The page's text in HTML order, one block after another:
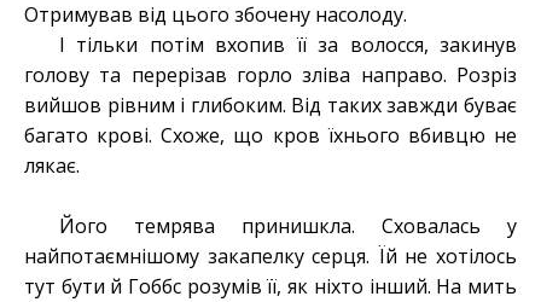
Отримував від цього збочену насолоду.
І тільки потім вхопив її за волосся, закинув
голову та перерізав горло зліва направо. Розріз
вийшов рівним і глибоким. Від таких завжди буває
багато крові. Схоже, що кров їхнього вбивцю не
лякає.
Його темрява принишкла. Сховалась у
найпотаємнішому закапелку серця. Їй не хотілось
тут бути й Гоббс розумів її, як ніхто інший. На мить